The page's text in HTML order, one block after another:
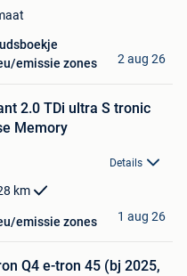
emissie zones
2 aug 26
2.0 TDi ultra S tronic
Memory
Details
km
emissie zones 1 aug 26
Q4 e-tron 45 (bj 2025,